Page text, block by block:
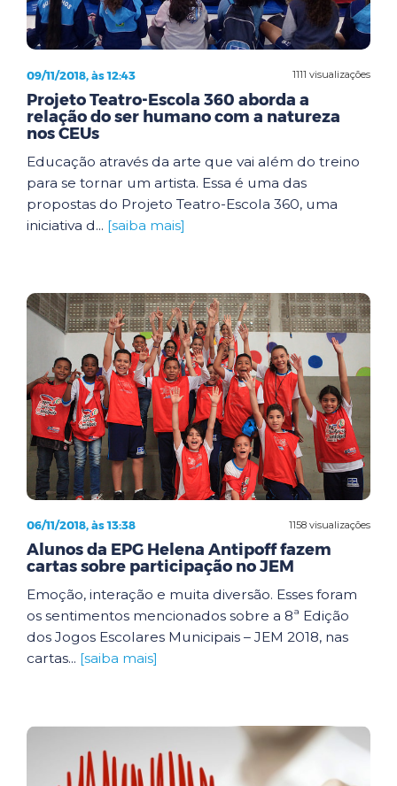
1111 visualizações
09/11/2018, às 12:43
Projeto Teatro-Escola 360 aborda a
relação do ser humano com a natureza
nos CEUs
Educação através da arte que vai além do treino
para se tornar um artista. Essa é uma das
propostas do Projeto Teatro-Escola 360, uma
iniciativa d... [saiba mais]
1158 visualizações
06/11/2018, às 13:38
Alunos da EPG Helena Antipoff fazem
cartas sobre participação no JEM
Emoção, interação e muita diversão. Esses foram
os sentimentos mencionados sobre a 8ª Edição
dos Jogos Escolares Municipais – JEM 2018, nas
cartas... [saiba mais]